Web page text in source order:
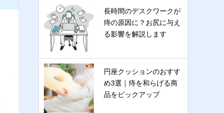
長時間のデスクワークが
痔の原因に？お尻に与え
る影響を解説します
円座クッションのおすす
め3選｜痔を和らげる商
品をピックアップ